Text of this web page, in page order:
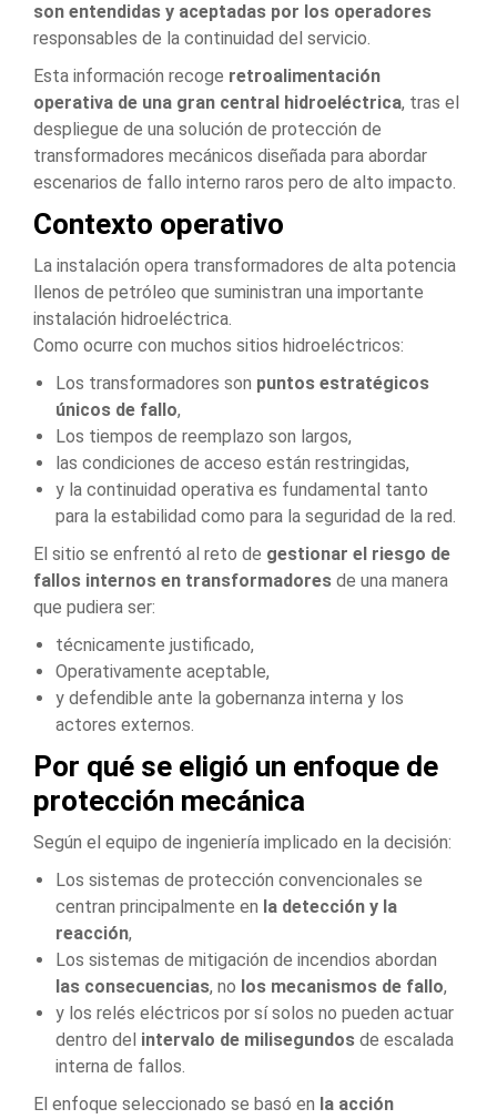
son entendidas y aceptadas por los operadores
responsables de la continuidad del servicio.
Esta información recoge retroalimentación
operativa de una gran central hidroeléctrica, tras el
despliegue de una solución de protección de
transformadores mecánicos diseñada para abordar
escenarios de fallo interno raros pero de alto impacto.
Contexto operativo
La instalación opera transformadores de alta potencia
llenos de petróleo que suministran una importante
instalación hidroeléctrica.
Como ocurre con muchos sitios hidroeléctricos:
Los transformadores son puntos estratégicos
únicos de fallo,
Los tiempos de reemplazo son largos,
las condiciones de acceso están restringidas,
y la continuidad operativa es fundamental tanto
para la estabilidad como para la seguridad de la red.
El sitio se enfrentó al reto de gestionar el riesgo de
fallos internos en transformadores de una manera
que pudiera ser:
técnicamente justificado,
Operativamente aceptable,
y defendible ante la gobernanza interna y los
actores externos.
Por qué se eligió un enfoque de
protección mecánica
Según el equipo de ingeniería implicado en la decisión:
Los sistemas de protección convencionales se
centran principalmente en la detección y la
reacción,
Los sistemas de mitigación de incendios abordan
las consecuencias, no los mecanismos de fallo,
y los relés eléctricos por sí solos no pueden actuar
dentro del intervalo de milisegundos de escalada
interna de fallos.
El enfoque seleccionado se basó en la acción